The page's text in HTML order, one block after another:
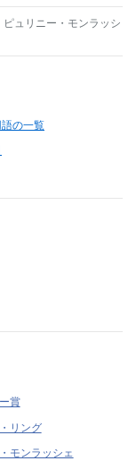
ピュリニー・モンラッシ
語の一覧
賞
リング
モンラッシェ